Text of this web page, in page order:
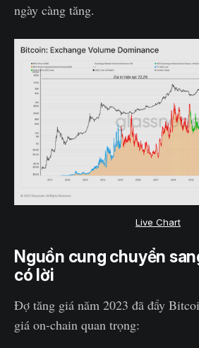
ngày càng tăng.
Live Chart
Nguồn cung chuyển
có lời
Đợ tăng giá năm 2023 đã đẩy
giá on-chain quan trọng: